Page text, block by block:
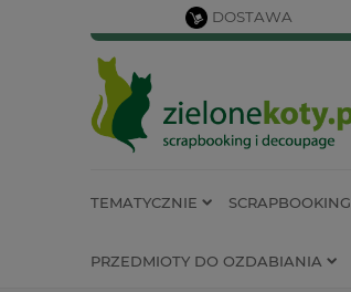
DOSTAWA
TEMATYCZNIE SCRAPBOOKING
PRZEDMIOTY DO OZDABIANIA